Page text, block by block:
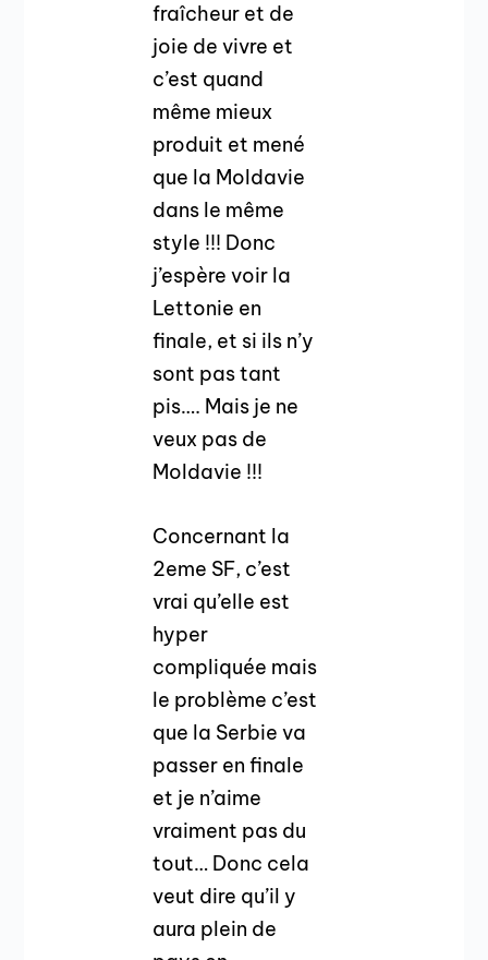
fraîcheur et de
joie de vivre et
c’est quand
même mieux
produit et mené
que la Moldavie
dans le même
style !!! Donc
j’espère voir la
Lettonie en
finale, et si ils n’y
sont pas tant
pis…. Mais je ne
veux pas de
Moldavie !!!
Concernant la
2eme SF, c’est
vrai qu’elle est
hyper
compliquée mais
le problème c’est
que la Serbie va
passer en finale
et je n’aime
vraiment pas du
tout… Donc cela
veut dire qu’il y
aura plein de